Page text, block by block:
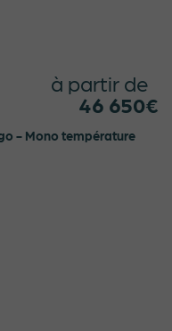
à partir de
46 650€
- Mono température